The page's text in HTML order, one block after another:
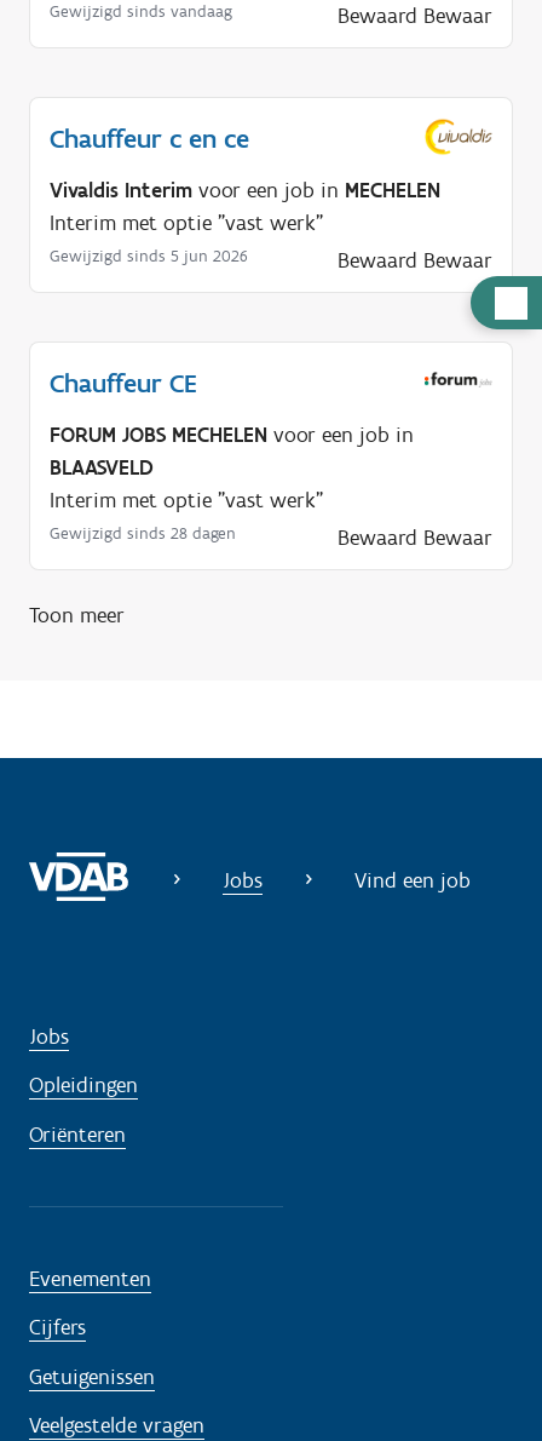
u
i
Gewijzigd sinds vandaag Bewaard Bewaar
Chauffeur c en ce
Vivaldis Interim voor een job in MECHELEN
Interim met optie "vast werk"
Gewijzigd sinds 5 jun 2026 Bewaard Bewaar
Chauffeur CE
FORUM JOBS MECHELEN voor een job in
BLAASVELD
Interim met optie "vast werk"
Gewijzigd sinds 28 dagen Bewaard Bewaar
Toon meer
Jobs Vind een job
Jobs
Opleidingen
Oriënteren
Evenementen
Cijfers
Getuigenissen
Veelgestelde vragen